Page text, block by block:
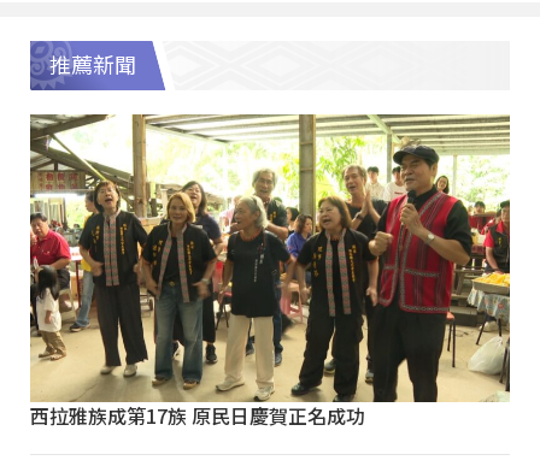
推薦新聞
西拉雅族成第17族 原民日慶賀正名成功